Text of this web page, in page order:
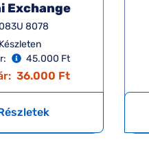
Exchange
8078
Készleten
45.000 Ft
36.000 Ft